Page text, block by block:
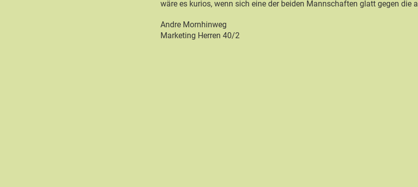
wäre es kurios, wenn sich eine der beiden Mannschaften glatt gegen die
Andre Mornhinweg
Marketing Herren 40/2